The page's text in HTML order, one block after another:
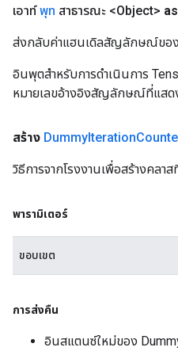
เอาท์พุท สาธารณะ <Object> as
ส่งกลับค่าแฮนเดิลสัญลักษณ์ของ
อินพุตสำหรับการดำเนินการ
หมายเลขอ้างอิงสัญลักษณ์ที่แส
สร้าง DummyIteration
วิธีการจากโรงงานเพื่อสร้างคลา
พารามิเตอร์
ขอบเขต
การส่งคืน
อินสแตนซ์ใหม่ของ